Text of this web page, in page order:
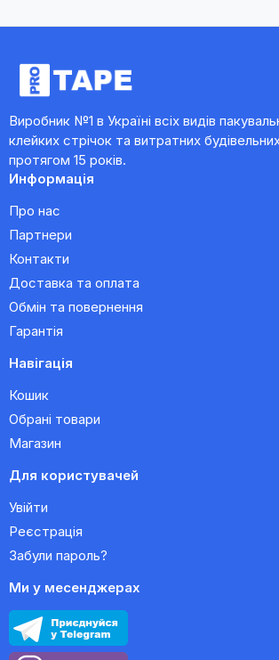
Виробник №1 в Україні всіх видів
клейких стрічок та витратних
протягом 15 років.
Информація
Про нас
Партнери
Контакти
Доставка та оплата
Обмін та повернення
Гарантія
Навігація
Кошик
Обрані товари
Магазин
Для користувачей
Увійти
Реєстрація
Забули пароль?
Ми у месенджерах